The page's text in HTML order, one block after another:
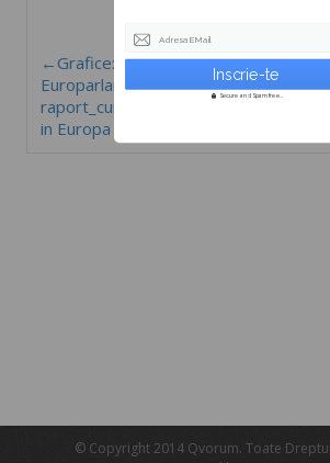
←Grafice:
Europarlamentarii la
raport_cum ne reprezinta
in Europa (2009-2014?)
© Copyright 2014 Qvorum. Toate
Adresa EMail
Secure and Spam free...